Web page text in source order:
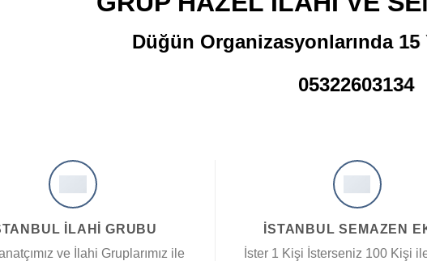
Düğün Organizasyonlarında 15
05322603134
İLAHİ GRUBU
ve İlahi Gruplarımız ile
İSTANBUL SEMAZEN
İster 1 Kişi İsterseniz 100 Kişi